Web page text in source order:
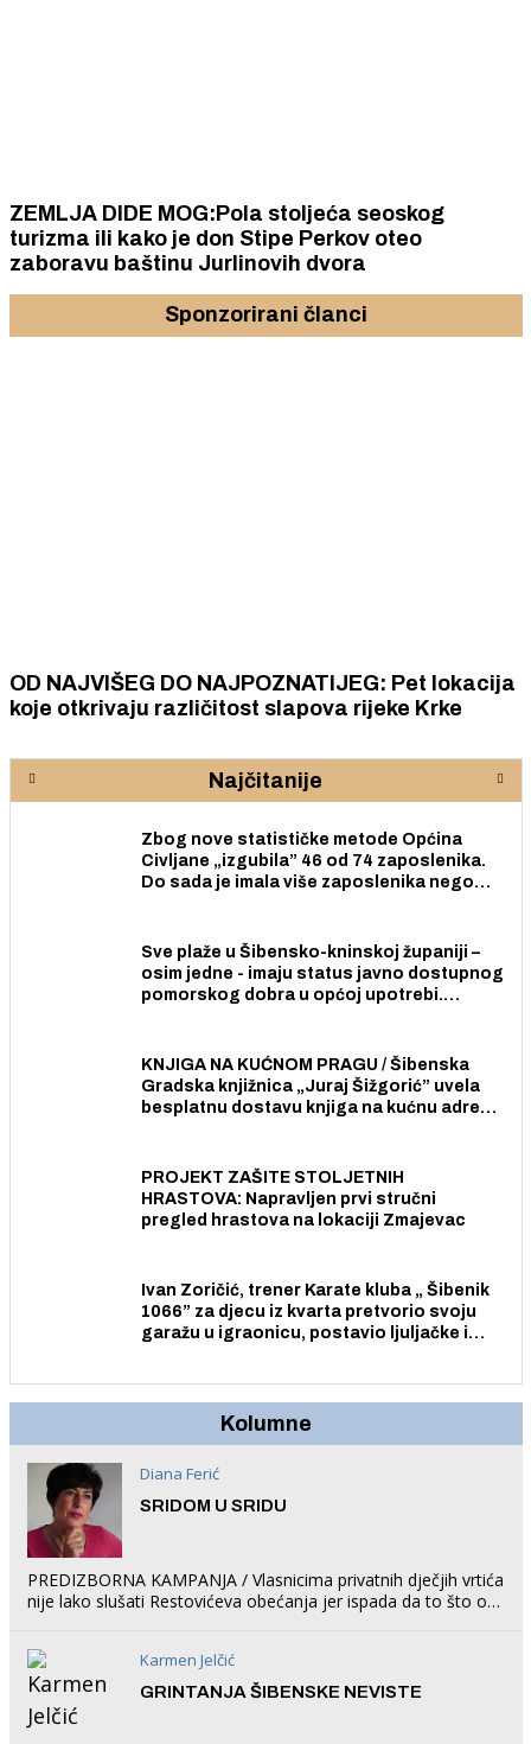
ZEMLJA DIDE MOG:Pola stoljeća seoskog
turizma ili kako je don Stipe Perkov oteo
zaboravu baštinu Jurlinovih dvora
Sponzorirani članci
OD NAJVIŠEG DO NAJPOZNATIJEG: Pet lokacija
koje otkrivaju različitost slapova rijeke Krke
Najčitanije
Zbog nove statističke metode Općina
Civljane „izgubila” 46 od 74 zaposlenika.
Do sada je imala više zaposlenika nego
Sve plaže u Šibensko-kninskoj županiji –
osim jedne - imaju status javno dostupnog
pomorskog dobra u općoj upotrebi.
KNJIGA NA KUĆNOM PRAGU / Šibenska
Gradska knjižnica „Juraj Šižgorić” uvela
besplatnu dostavu knjiga na kućnu adresu
PROJEKT ZAŠITE STOLJETNIH
HRASTOVA: Napravljen prvi stručni
pregled hrastova na lokaciji Zmajevac
Ivan Zoričić, trener Karate kluba „ Šibenik
1066” za djecu iz kvarta pretvorio svoju
garažu u igraonicu, postavio ljuljačke i
Kolumne
Diana Ferić
SRIDOM U SRIDU
PREDIZBORNA KAMPANJA / Vlasnicima privatnih dječjih vrtića
nije lako slušati Restovićeva obećanja jer ispada da to što oni
Karmen Jelčić
GRINTANJA ŠIBENSKE NEVISTE